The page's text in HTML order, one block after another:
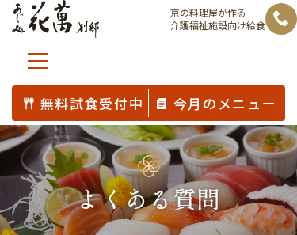
ン
へ
ス
キ
ッ
プ
京の料理屋が作る
介護福祉施設向け給食
無料試食受付中 今月のメニュー
よくある質問